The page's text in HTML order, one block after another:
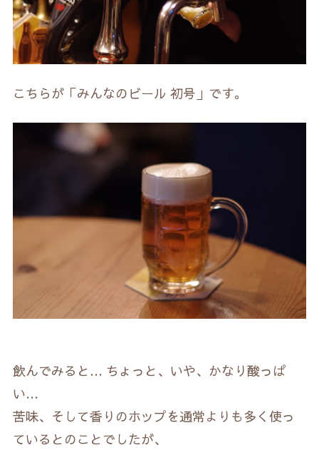
こちらが「みんなのビール 初号」です。
飲んでみると… ちょっと、いや、かなり酸っぱ
い…
苦味、そして香りのホップを通常よりも多く使っ
ているとのことでしたが、